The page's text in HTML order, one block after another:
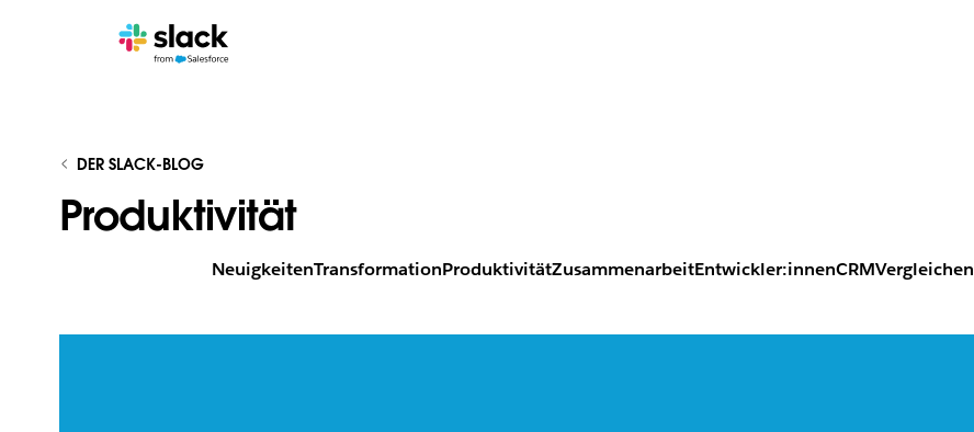
DER SLACK-BLOG
Produktivität
NeuigkeitenTransformationProduktivitätZusammenarbeitEntwickler:innenCRMVergleichen